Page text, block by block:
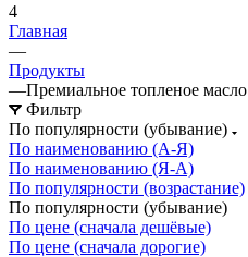
4
Главная
—
Продукты
—Премиальное топленое масло
Фильтр
По популярности (убывание)
По наименованию (А-Я)
По наименованию (Я-А)
По популярности (возрастание)
По популярности (убывание)
По цене (сначала дешёвые)
По цене (сначала дорогие)